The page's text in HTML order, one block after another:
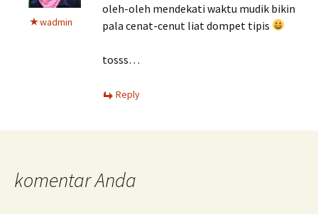
wadmin
oleh-oleh mendekati waktu mudik bikin
pala cenat-cenut liat dompet tipis
tosss…
Reply
komentar Anda